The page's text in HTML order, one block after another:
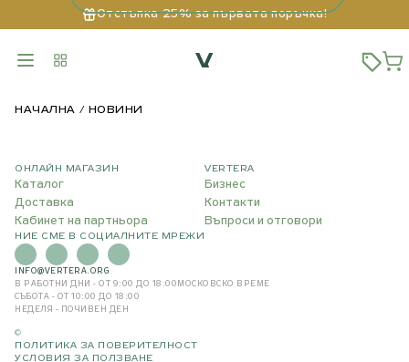
Отстъпка 25% за първата поръчка!
НАЧАЛНА НОВИНИ
ОНЛАЙН МАГАЗИН
Каталог
Доставка
Кабинет на партньора
VERTERA
Бизнес
Контакти
Въпроси и отговори
НИЕ СМЕ В СОЦИАЛНИТЕ МРЕЖИ
INFO@VERTERA.ORG
В РАБОТНИ ДНИ - ОТ 9:00 ДО 18:00 МОСКОВСКО ВРЕМЕ
СЪБОТА - ОТ 10:00 ДО 18:00
НЕДЕЛЯ - ПОЧИВЕН ДЕН
©
ПОЛИТИКА ЗА ПОВЕРИТЕЛНОСТ
УСЛОВИЯ ЗА ПОЛЗВАНЕ